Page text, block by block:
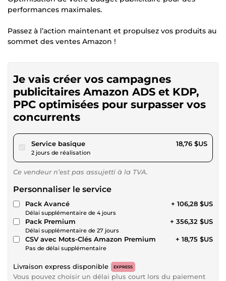
performances maximales.
Passez à l’action maintenant et propulsez vos produits au
sommet des ventes Amazon !
Je vais créer vos campagnes
publicitaires Amazon ADS et KDP,
PPC optimisées pour surpasser vos
concurrents
Service basiquepour 17,28 $US
2 jours de réalisation
18,76 $US
Ce vendeur n’est pas assujetti à la TVA.
Personnaliser le service
Pack Avancé
Délai supplémentaire de 4 jours
+ 106,28 $US
Pack Premium
Délai supplémentaire de 27 jours
+ 356,32 $US
CSV avec Mots-Clés Amazon Premium
Pas de délai supplémentaire
+ 18,75 $US
Livraison express disponible EXPRESS
Vous pouvez choisir un délai plus court lors du paiement